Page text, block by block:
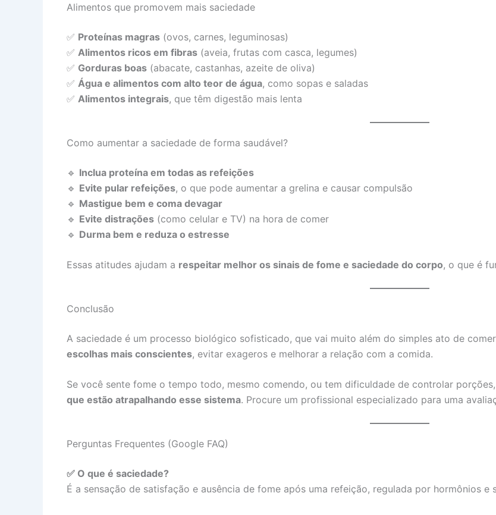
Alimentos que promovem mais saciedade
✅ Proteínas magras (ovos, carnes, leguminosas)
✅ Alimentos ricos em fibras (aveia, frutas com casca, legumes)
✅ Gorduras boas (abacate, castanhas, azeite de oliva)
✅ Água e alimentos com alto teor de água, como sopas e saladas
✅ Alimentos integrais, que têm digestão mais lenta
Como aumentar a saciedade de forma saudável?
🔹 Inclua proteína em todas as refeições
🔹 Evite pular refeições, o que pode aumentar a grelina e causar compulsão
🔹 Mastigue bem e coma devagar
🔹 Evite distrações (como celular e TV) na hora de comer
🔹 Durma bem e reduza o estresse
Essas atitudes ajudam a respeitar melhor os sinais de fome e saciedade do corpo, o que é
Conclusão
A saciedade é um processo biológico sofisticado, que vai muito além do simples ato de
escolhas mais conscientes, evitar exageros e melhorar a relação com a comida.
Se você sente fome o tempo todo, mesmo comendo, ou tem dificuldade de controlar porções,
que estão atrapalhando esse sistema. Procure um profissional especializado para uma
Perguntas Frequentes (Google FAQ)
✅ O que é saciedade?
É a sensação de satisfação e ausência de fome após uma refeição, regulada por hormônios e